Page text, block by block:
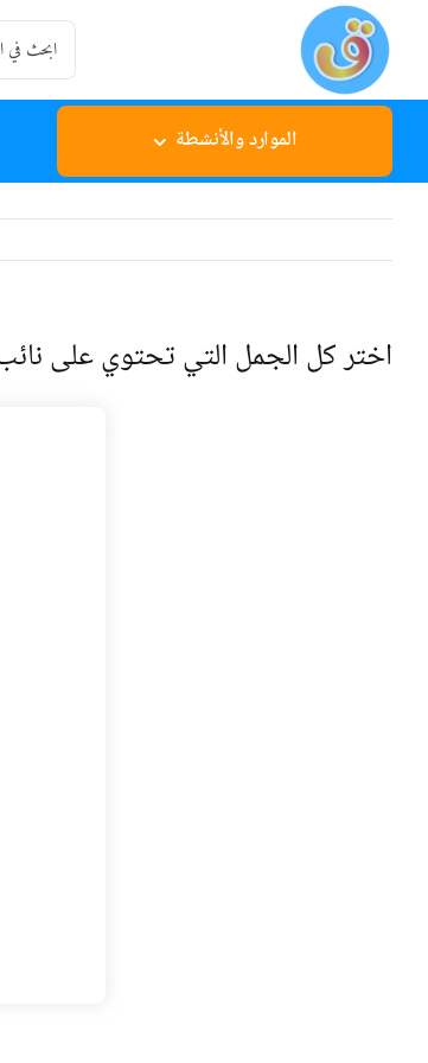
content
Search
for:
الموارد والأنشطة
اختر كل الجمل التي تحتوي على